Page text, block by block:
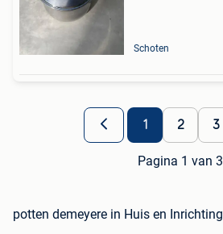
Schoten
1 2 3
Pagina 1 van 3
potten demeyere in Huis en Inrichting